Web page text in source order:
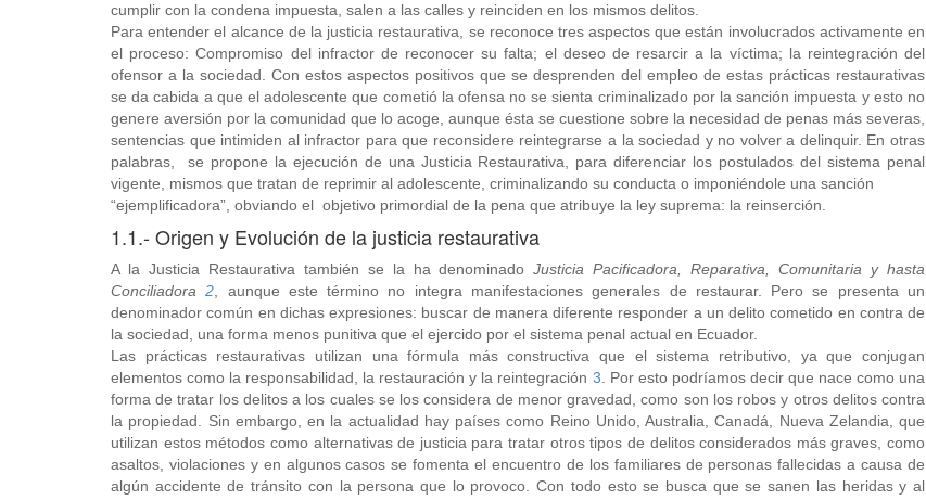
cumplir con la condena impuesta, salen a las calles y reinciden en los mismos delitos.
Para entender el alcance de la justicia restaurativa, se reconoce tres aspectos que están involucrados activamente en
el proceso: Compromiso del infractor de reconocer su falta; el deseo de resarcir a la víctima; la reintegración del
ofensor a la sociedad. Con estos aspectos positivos que se desprenden del empleo de estas prácticas restaurativas
se da cabida a que el adolescente que cometió la ofensa no se sienta criminalizado por la sanción impuesta y esto no
genere aversión por la comunidad que lo acoge, aunque ésta se cuestione sobre la necesidad de penas más severas,
sentencias que intimiden al infractor para que reconsidere reintegrarse a la sociedad y no volver a delinquir. En otras
palabras, se propone la ejecución de una Justicia Restaurativa, para diferenciar los postulados del sistema penal
vigente, mismos que tratan de reprimir al adolescente, criminalizando su conducta o imponiéndole una sanción
“ejemplificadora”, obviando el objetivo primordial de la pena que atribuye la ley suprema: la reinserción.
1.1.- Origen y Evolución de la justicia restaurativa
A la Justicia Restaurativa también se la ha denominadoJusticia Pacificadora, Reparativa, Comunitaria y hasta
Conciliadora 2 , aunque este término no integra manifestaciones generales de restaurar. Pero se presenta un
denominador común en dichas expresiones: buscar de manera diferente responder a un delito cometido en contra de
la sociedad, una forma menos punitiva que el ejercido por el sistema penal actual en Ecuador.
Las prácticas restaurativas utilizan una fórmula más constructiva que el sistema retributivo, ya que conjugan
elementos como la responsabilidad, la restauración y la reintegración 3 . Por esto podríamos decir que nace como una
forma de tratar los delitos a los cuales se los considera de menor gravedad, como son los robos y otros delitos contra
la propiedad. Sin embargo, en la actualidad hay países como Reino Unido, Australia, Canadá, Nueva Zelandia, que
utilizan estos métodos como alternativas de justicia para tratar otros tipos de delitos considerados más graves, como
asaltos, violaciones y en algunos casos se fomenta el encuentro de los familiares de personas fallecidas a causa de
algún accidente de tránsito con la persona que lo provoco. Con todo esto se busca que se sanen las heridas y al